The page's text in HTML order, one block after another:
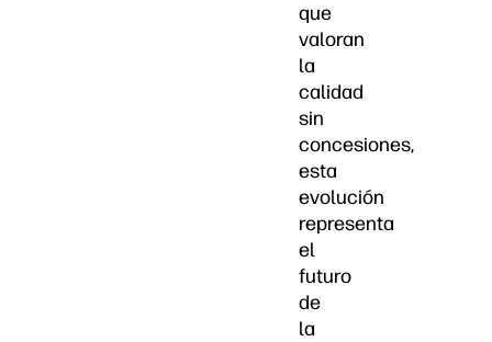
que
valoran
la
calidad
sin
concesiones,
esta
evolución
representa
el
futuro
de
la